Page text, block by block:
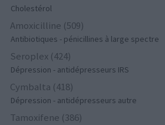
Cholestérol
Amoxicilline (509)
Antibiotiques - pénicillines à large spectre
Seroplex (424)
Dépression - antidépresseurs IRS
Cymbalta (418)
Dépression - antidépresseurs autre
Tamoxifene (386)